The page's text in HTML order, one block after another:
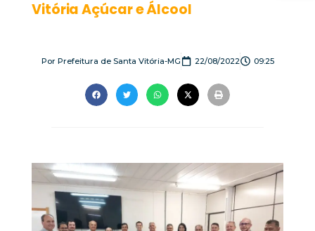
Vitória Açúcar e Álcool
PorPrefeitura de Santa Vitória-MG 22/08/2022 09:25